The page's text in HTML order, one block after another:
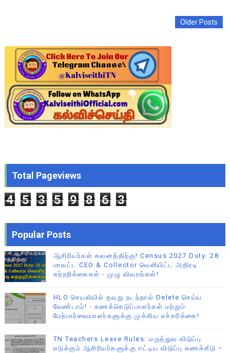
Older Posts
Total Pageviews
4 5 3 5 9 8 6 3
Popular Posts
ஆசிரியர்கள் கவனத்திற்கு! Census 2027 Duty: 28
மாவட்ட CEO & Collector வெளியிட்ட அதிரடி
சுற்றறிக்கைகள் - முழு விவரங்கள்!
HLO செயலியில் தவறு நடந்தால் Delete செய்ய
வேண்டாம்! - கணக்கெடுப்பாளர்கள் மற்றும்
மேற்பார்வையாளர்களுக்கு முக்கிய எச்சரிக்கை!
TN Teachers Leave Rules: மருத்துவ விடுப்பு
எடுக்கும் ஆசிரியர்களுக்கு ஈட்டிய விடுப்பு கணக்கீடு –